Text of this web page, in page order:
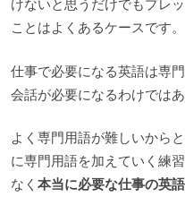
けないと思うだけでもプレ
ことはよくあるケースです。
仕事で必要になる英語は専
会話が必要になるわけではあ
よく専門用語が難しいから
に専門用語を加えていく練
なく 本当に必要な仕事の英